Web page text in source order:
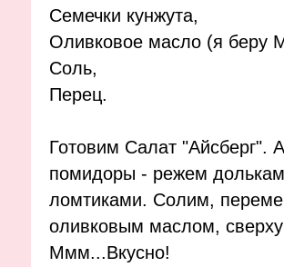
Семечки кунжута,
Оливковое масло (я беру
Соль,
Перец.
Готовим Салат "Айсберг".
помидоры - режем
ломтиками. Солим,
оливковым маслом,
Ммм...Вкусно!